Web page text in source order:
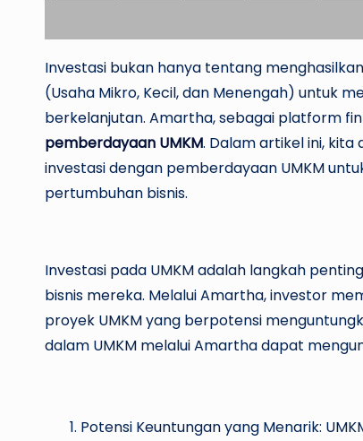
Investasi bukan hanya tentang
(Usaha Mikro, Kecil, dan Menengah) untuk
berkelanjutan. Amartha, sebagai platform
pemberdayaan UMKM. Dalam artikel ini,
investasi dengan pemberdayaan UMKM
pertumbuhan bisnis.
Investasi pada UMKM adalah langkah
bisnis mereka. Melalui Amartha, investor
proyek UMKM yang berpotensi
dalam UMKM melalui Amartha dapat
Potensi Keuntungan yang Menarik: